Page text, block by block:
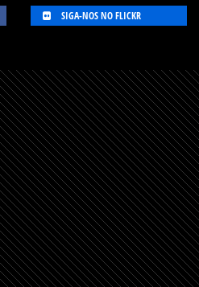
SIGA-NOS NO FLICKR